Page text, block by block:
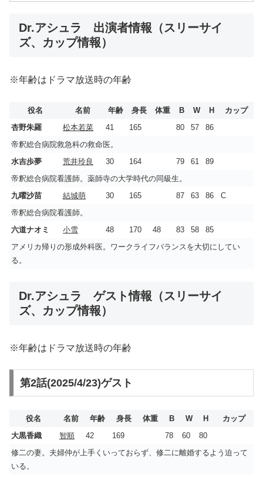
Dr.アシュラ 出演者情報（スリーサイ
ズ、カップ情報）
※年齢はドラマ放送時の年齢
役名 名前 年齢 身長 体重 B W H
カップ
杏野朱羅
松本若菜 41 165 80 57
86
帝釈総合病院救急科の救命医。
水吉歩夢
荒井玲良 30 164 79 61
89
帝釈総合病院看護師。薬師寺の大学時代の同級生。
九曜沙苗
結城萌 30 165 87 63 86
C
帝釈総合病院看護師。
六道ナオミ
小雪 48 170 48 83 58
85
アメリカ帰りの形成外科医。ワークライフバランスを大切にしてい
る。
Dr.アシュラ ゲスト情報（スリーサイ
ズ、カップ情報）
※年齢はドラマ放送時の年齢
第2話(2025/4/23)ゲスト
役名 名前 年齢 身長 体重 B W H
カップ
大黒香織
智順 42 169 78 60
80
修二の妻。夫婦仲が上手くいっておらず、修二に離婚するよう迫って
いる。